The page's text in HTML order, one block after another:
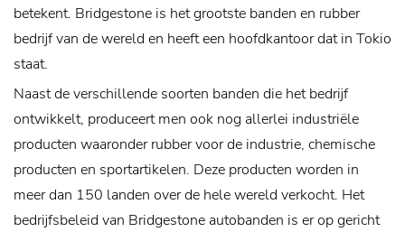
betekent. Bridgestone is het grootste banden en rubber
bedrijf van de wereld en heeft een hoofdkantoor dat in Tokio
staat.
Naast de verschillende soorten banden die het bedrijf
ontwikkelt, produceert men ook nog allerlei industriële
producten waaronder rubber voor de industrie, chemische
producten en sportartikelen. Deze producten worden in
meer dan 150 landen over de hele wereld verkocht. Het
bedrijfsbeleid van Bridgestone autobanden is er op gericht